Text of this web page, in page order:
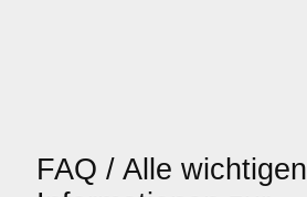
FAQ / Alle wichtigen